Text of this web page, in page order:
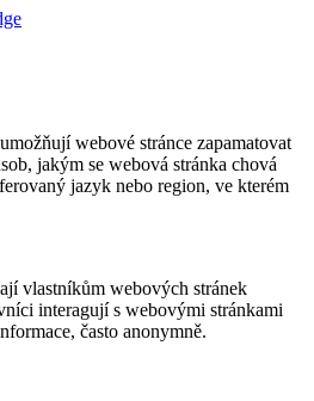
webové stránce zapamatovat
jakým se webová stránka chová
jazyk nebo region, ve kterém
vlastníkům webových stránek
interagují s webovými stránkami
často anonymně.